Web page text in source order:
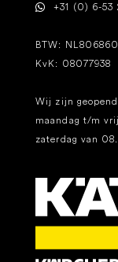
+31 (0) 6-53
BTW:
KvK: 08077938
Wij zijn
maandag t/m
zaterdag van